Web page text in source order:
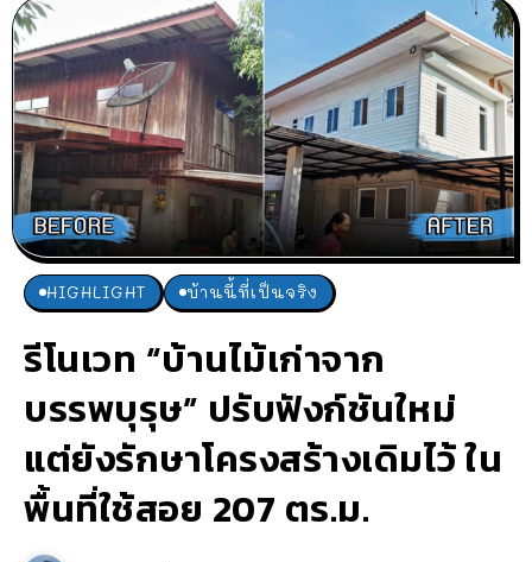
HIGHLIGHT บ้านนี้ที่เป็นจริง
รีโนเวท “บ้านไม้เก่าจาก
บรรพบุรุษ” ปรับฟังก์ชันใหม่
แต่ยังรักษาโครงสร้างเดิมไว้ ใน
พื้นที่ใช้สอย 207 ตร.ม.